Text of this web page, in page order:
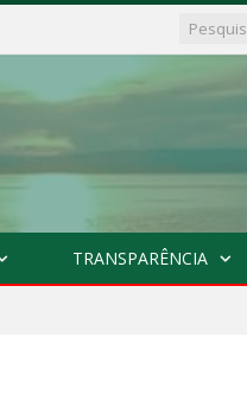
TRANSPARÊNCIA